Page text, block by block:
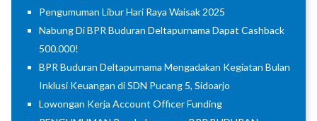
Pengumuman Libur Hari Raya Waisak 2025
Nabung Di BPR Buduran Deltapurnama Dapat Cashback
500.000!
BPR Buduran Deltapurnama Mengadakan Kegiatan Bulan
Inklusi Keuangan di SDN Pucang 5, Sidoarjo
Lowongan Kerja Account Officer Funding